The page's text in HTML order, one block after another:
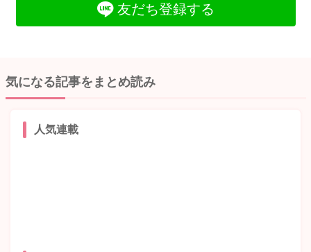
友だち登録する
気になる記事をまとめ読み
人気連載